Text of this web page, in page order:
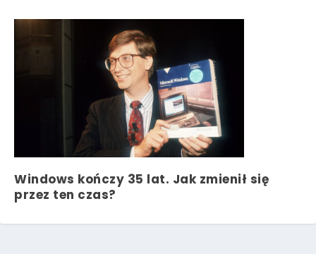
Windows kończy 35 lat. Jak zmienił się
przez ten czas?